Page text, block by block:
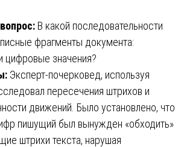
В какой последовательности
фрагменты документа:
цифровые значения?
Эксперт-почерковед, используя
пересечения штрихов и
движений. Было установлено, что
пишущий был вынужден «обходить»
штрихи текста, нарушая